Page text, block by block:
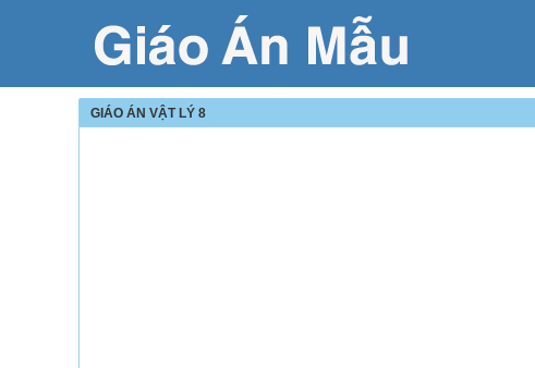
GIÁO ÁN VẬT LÝ 8